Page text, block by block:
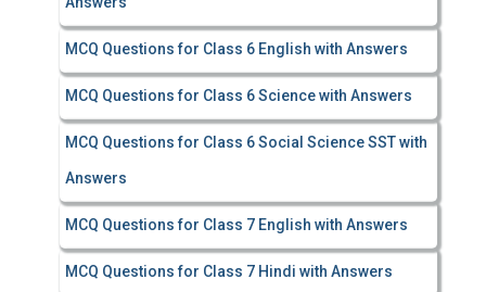
MCQ Questions for Class 6 English with Answers
MCQ Questions for Class 6 Science with Answers
MCQ Questions for Class 6 Social Science SST with
Answers
MCQ Questions for Class 7 English with Answers
MCQ Questions for Class 7 Hindi with Answers